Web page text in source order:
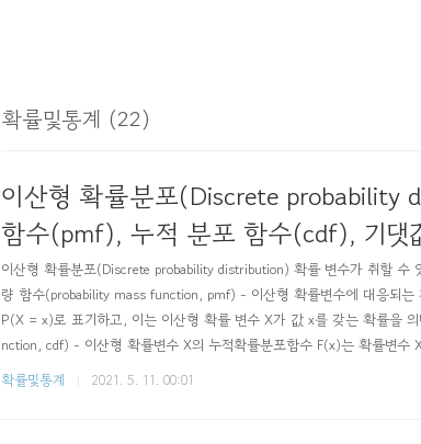
확률및통계 (22)
이산형 확률분포(Discrete probability
함수(pmf), 누적 분포 함수(cdf), 기댓
이산형 확률분포(Discrete probability distribution) 확률 변수가 취할 수
량 함수(probability mass function, pmf) - 이산형 확률변수에 대응되
P(X = x)로 표기하고, 이는 이산형 확률 변수 X가 값 x를 갖는 확률을
nction, cdf) - 이산형 확률변수 X의 누적확률분포함수 F(x)는 확률변수
함수의 성질 - 0≤F(X)≤1 - F(-∞)=0 and F(∞)=1 - F(x)는 비감소 함수
확률및통계 2021. 5. 11. 00:01